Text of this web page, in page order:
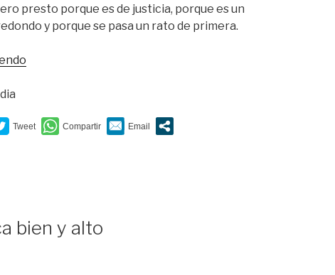
presto porque es de justicia, porque es un
y porque se pasa un rato de primera.
bien y alto